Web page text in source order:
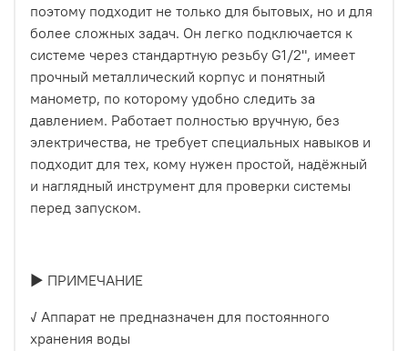
поэтому подходит не только для бытовых, но и для
более сложных задач. Он легко подключается к
системе через стандартную резьбу G1/2", имеет
прочный металлический корпус и понятный
манометр, по которому удобно следить за
давлением. Работает полностью вручную, без
электричества, не требует специальных навыков и
подходит для тех, кому нужен простой, надёжный
и наглядный инструмент для проверки системы
перед запуском.
► ПРИМЕЧАНИЕ
✓ Аппарат не предназначен для постоянного
хранения воды